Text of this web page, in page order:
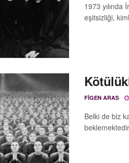
1973
eşitsizliği,
FIGEN ARAS
Belki de biz